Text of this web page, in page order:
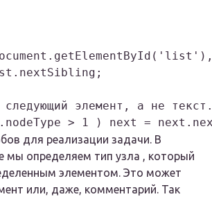
элемент, а не
для реализации задачи. В
мы определяем тип узла , который
элементом. Это может
или, даже, комментарий. Так